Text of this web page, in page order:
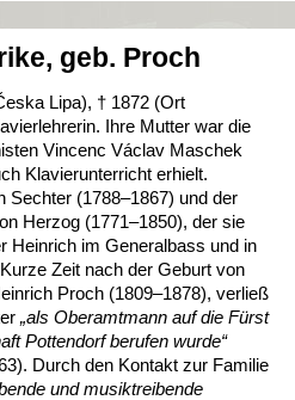
geb. Proch
Lipa), † 1872 (Ort
Ihre Mutter war die
Vincenc Václav Maschek
Klavierunterricht erhielt.
Sechter (1788–1867) und der
Herzog (1771–1850), der sie
Heinrich im Generalbass und in
Zeit nach der Geburt von
Proch (1809–1878), verließ
„als Oberamtmann auf die Fürst
Pottendorf berufen wurde“
Durch den Kontakt zur Familie
und musiktreibende